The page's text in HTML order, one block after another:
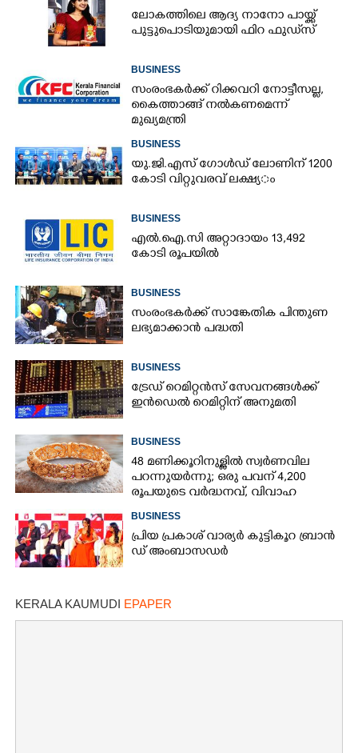
ലോകത്തിലെ ആദ്യ നാനോ പായ്ക്ക്
പുട്ടുപൊടിയുമായി ഫിറ ഫുഡ്‌സ്
BUSINESS
സംരംഭകർക്ക് റിക്കവറി നോട്ടീസല്ല,
കൈത്താങ്ങ് നൽകണമെന്ന്
മുഖ്യമന്ത്രി
BUSINESS
യു.​ജി.​എ​സ് ​ഗോ​ൾ​ഡ് ​ലോണിന് 1200​ ​
കോ​ടി​ ​വി​റ്റു​വ​ര​വ് ​ല​ക്ഷ്യ​ം
BUSINESS
എൽ.ഐ.സി അറ്റാദായം 13,492
കോടി രൂപയിൽ
BUSINESS
സംരംഭകർക്ക് സാങ്കേതിക പിന്തുണ
ലഭ്യമാക്കാൻ പദ്ധതി
BUSINESS
ട്രേഡ് റെമിറ്റൻസ് സേവനങ്ങൾക്ക്
ഇൻഡെൽ റെമിറ്റിന് അനുമതി
BUSINESS
48 മണിക്കൂറിനുള്ളിൽ സ്വർണവില
പറന്നുയർന്നു; ഒരു പവന് 4,200
രൂപയുടെ വർദ്ധനവ്, വിവാഹ
BUSINESS
പ്രി​യ​ ​പ്ര​കാ​ശ് ​വാ​ര്യർ കു​ട്ടി​കൂ​റ​ ​ ബ്രാ​ൻ​
ഡ് ​അം​ബാ​സ​ഡ​ർ
KERALA KAUMUDI EPAPER